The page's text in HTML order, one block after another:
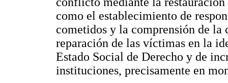
como el establecimiento de
cometidos y la comprensión de
reparación de las víctimas en la
Estado Social de Derecho y de
instituciones, precisamente en